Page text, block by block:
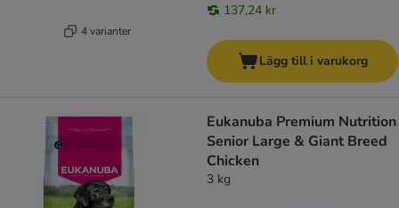
4 varianter
137,24 kr
Lägg till i varukorg
Eukanuba Premium Nutrition
Senior Large & Giant Breed
Chicken
3 kg